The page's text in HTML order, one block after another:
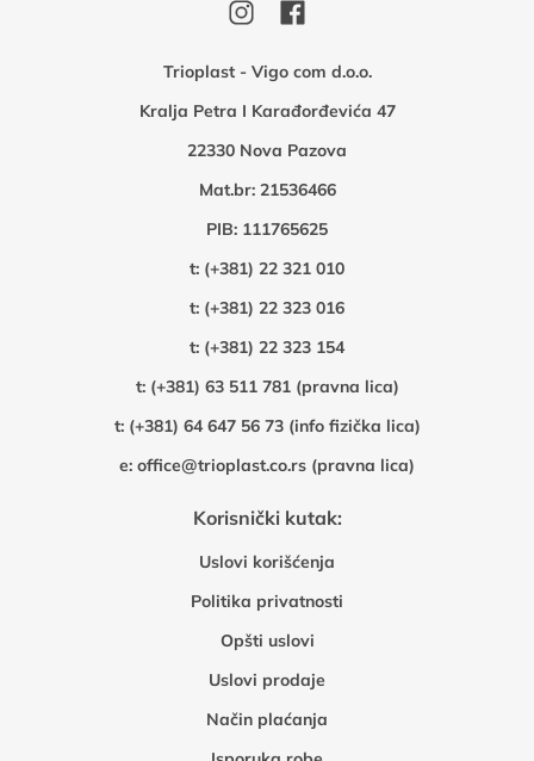
Trioplast - Vigo com d.o.o.
Kralja Petra I Karađorđevića 47
22330 Nova Pazova
Mat.br: 21536466
PIB: 111765625
t: (+381) 22 321 010
t: (+381) 22 323 016
t: (+381) 22 323 154
t: (+381) 63 511 781 (pravna lica)
t: (+381) 64 647 56 73 (info fizička lica)
e: office@trioplast.co.rs (pravna lica)
Korisnički kutak:
Uslovi korišćenja
Politika privatnosti
Opšti uslovi
Uslovi prodaje
Način plaćanja